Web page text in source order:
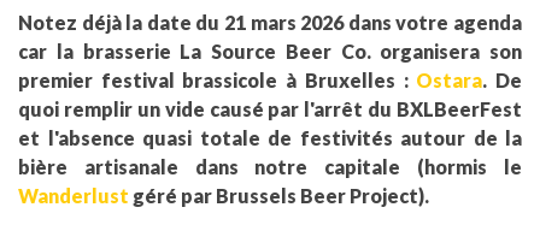
Notez déjà la date du 21 mars 2026 dans votre agenda
car la brasserie La Source Beer Co. organisera son
premier festival brassicole à Bruxelles : Ostara. De
quoi remplir un vide causé par l'arrêt du BXLBeerFest
et l'absence quasi totale de festivités autour de la
bière artisanale dans notre capitale (hormis le
Wanderlust géré par Brussels Beer Project).